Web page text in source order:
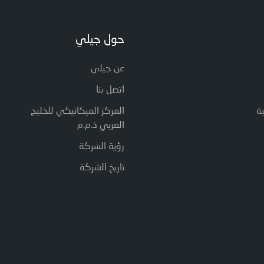
حول جيلي
عن جيلي
اتصل بنا
المركز الميكانيكي للخليج
العربي ذ.م.م
رؤية الشركة
تاريخ الشركة